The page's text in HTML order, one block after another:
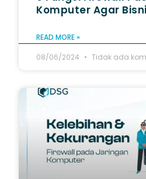
Komputer Agar
READ MORE »
08/06/2024
Tidak ada